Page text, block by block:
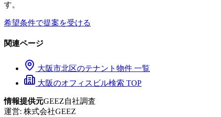
す。
希望条件で提案を受ける
関連ページ
大阪市北区のテナント物件 一覧
大阪のオフィスビル検索 TOP
情報提供元GEEZ自社調査
運営: 株式会社GEEZ